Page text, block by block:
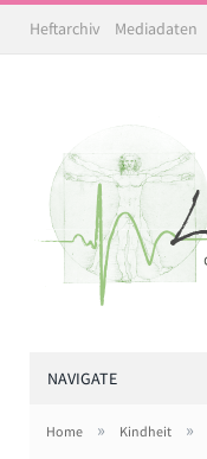
Heftarchiv Mediadaten
NAVIGATE
Home » Kindheit »